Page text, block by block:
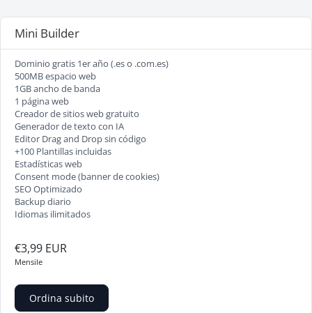
Mini Builder
Dominio gratis 1er año (.es o .com.es)
500MB espacio web
1GB ancho de banda
1 página web
Creador de sitios web gratuito
Generador de texto con IA
Editor Drag and Drop sin código
+100 Plantillas incluidas
Estadísticas web
Consent mode (banner de cookies)
SEO Optimizado
Backup diario
Idiomas ilimitados
€3,99 EUR
Mensile
Ordina subito